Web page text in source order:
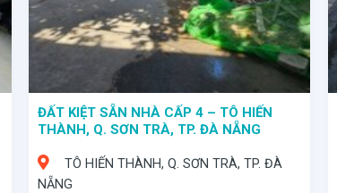
ĐẤT KIỆT SẴN NHÀ CẤP 4 – TÔ HIẾN
THÀNH, Q. SƠN TRÀ, TP. ĐÀ NẴNG
TÔ HIẾN THÀNH, Q. SƠN TRÀ, TP. ĐÀ
NẴNG